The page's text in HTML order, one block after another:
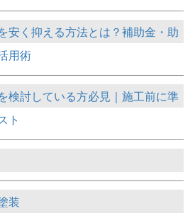
安く抑える方法とは？補助金・助
用術
検討している方必見｜施工前に準
ト
装